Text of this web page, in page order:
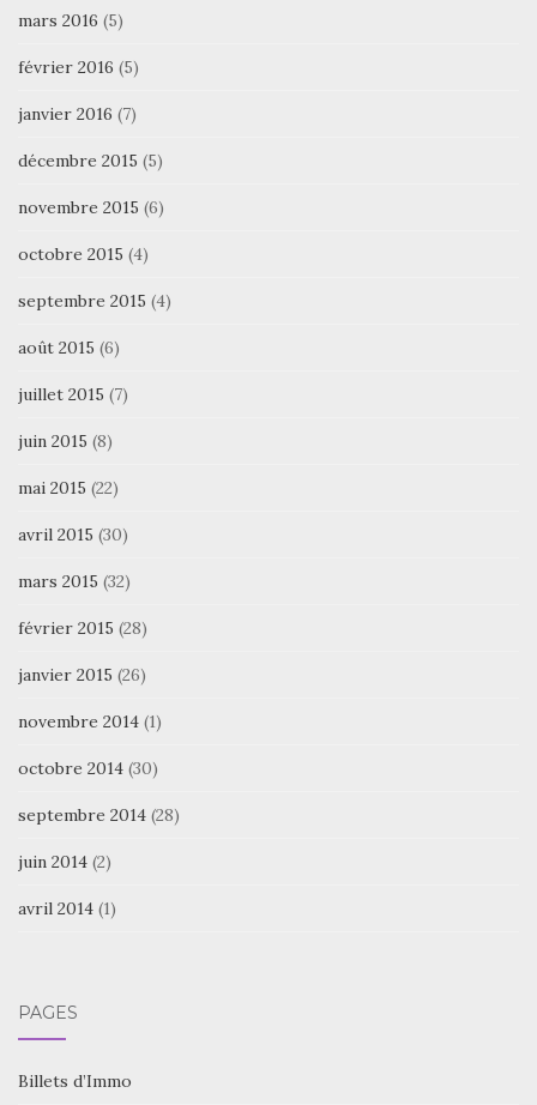
mars 2016 (5)
février 2016 (5)
janvier 2016 (7)
décembre 2015 (5)
novembre 2015 (6)
octobre 2015 (4)
septembre 2015 (4)
août 2015 (6)
juillet 2015 (7)
juin 2015 (8)
mai 2015 (22)
avril 2015 (30)
mars 2015 (32)
février 2015 (28)
janvier 2015 (26)
novembre 2014 (1)
octobre 2014 (30)
septembre 2014 (28)
juin 2014 (2)
avril 2014 (1)
PAGES
Billets d’Immo